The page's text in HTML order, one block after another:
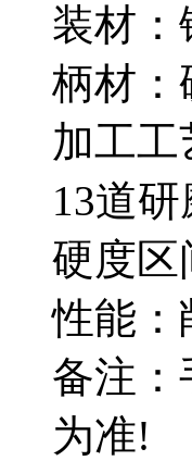
装材：
柄材：
加工
13道研
硬度区
性能：
备注：
为准!